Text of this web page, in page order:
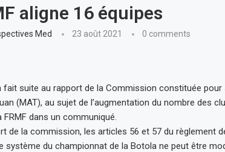
aligne 16 équipes
Med 23 août 2021 0 comments
fait suite au rapport de la Commission constituée pour
(MAT), au sujet de l’augmentation du nombre des
FRMF dans un communiqué.
de la commission, les articles 56 et 57 du règlement
système du championnat de la Botola ne peut être